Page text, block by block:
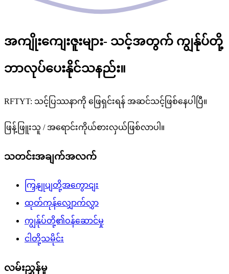
အကျိုးကျေးဇူးများ- သင့်အတွက် ကျွန်ုပ်တို့
ဘာလုပ်ပေးနိုင်သနည်း။
RFTYT: သင့်ပြဿနာကို ဖြေရှင်းရန် အဆင်သင့်ဖြစ်နေပါပြီ။
ဖြန့်ဖြူးသူ / အရောင်းကိုယ်စားလှယ်ဖြစ်လာပါ။
သတင်းအချက်အလက်
ကြှနျုပျတို့အကွောငျး
ထုတ်ကုန်လျှောက်လွှာ
ကျွန်ုပ်တို့၏ဝန်ဆောင်မှု
ငါတို့သမိုင်း
လမ်းညွှန်မှု